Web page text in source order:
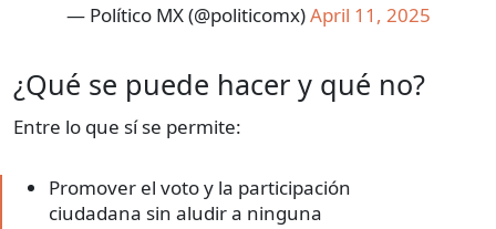
— Político MX (@politicomx)April 11, 2025
¿Qué se puede hacer y qué no?
Entre lo que sí se permite:
Promover el voto y la participación
ciudadana sin aludir a ninguna